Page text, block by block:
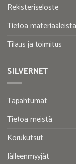
Rekisteriseloste
Tietoa materiaaleista
Tilaus ja toimitus
SILVERNET
Tapahtumat
Tietoa meistä
Korukutsut
Jälleenmyyjät